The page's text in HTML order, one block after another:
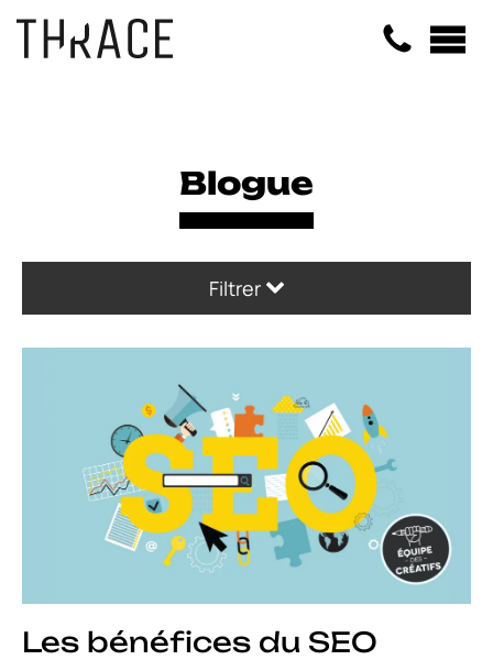
Blogue
Filtrer
Les bénéfices du SEO